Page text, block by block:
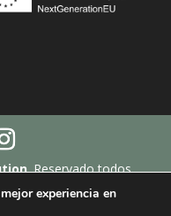
. Reservado todos
experiencia en